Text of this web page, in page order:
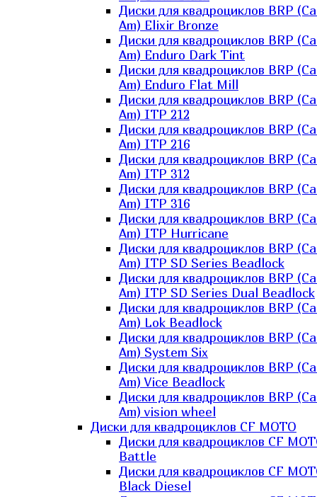
Диски для квадроциклов BRP
Am) Elixir Bronze
Диски для квадроциклов BRP
Am) Enduro Dark Tint
Диски для квадроциклов BRP
Am) Enduro Flat Mill
Диски для квадроциклов BRP
Am) ITP 212
Диски для квадроциклов BRP
Am) ITP 216
Диски для квадроциклов BRP
Am) ITP 312
Диски для квадроциклов BRP
Am) ITP 316
Диски для квадроциклов BRP
Am) ITP Hurricane
Диски для квадроциклов BRP
Am) ITP SD Series Beadlock
Диски для квадроциклов BRP
Am) ITP SD Series Dual Beadlock
Диски для квадроциклов BRP
Am) Lok Beadlock
Диски для квадроциклов BRP
Am) System Six
Диски для квадроциклов BRP
Am) Vice Beadlock
Диски для квадроциклов BRP
Am) vision wheel
Диски для квадроциклов CF MOTO
Диски для квадроциклов CF
Battle
Диски для квадроциклов CF
Black Diesel